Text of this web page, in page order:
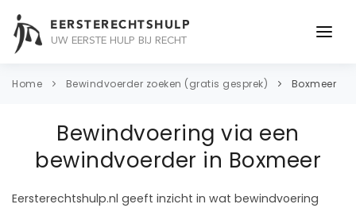
EERSTERECHTSHULP
UW EERSTE HULP BIJ RECHT
ONDERWERPEN
ADVOCAAT
Home Bewindvoerder zoeken (gratis gesprek) Boxmeer
Bewindvoering via een
bewindvoerder in Boxmeer
Eersterechtshulp.nl geeft inzicht in wat bewindvoering